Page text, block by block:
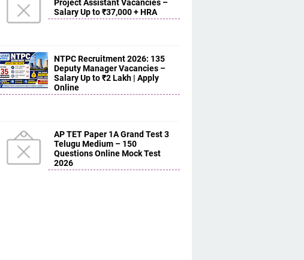
Project Assistant Vacancies –
Salary Up to ₹37,000 + HRA
NTPC Recruitment 2026: 135
Deputy Manager Vacancies –
Salary Up to ₹2 Lakh | Apply
Online
AP TET Paper 1A Grand Test 3
Telugu Medium – 150
Questions Online Mock Test
2026